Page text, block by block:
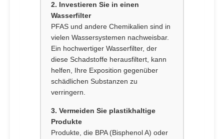
2. Investieren Sie in einen
Wasserfilter
PFAS und andere Chemikalien sind in
vielen Wassersystemen nachweisbar.
Ein hochwertiger Wasserfilter, der
diese Schadstoffe herausfiltert, kann
helfen, Ihre Exposition gegenüber
schädlichen Substanzen zu
verringern.
3. Vermeiden Sie plastikhaltige
Produkte
Produkte, die BPA (Bisphenol A) oder